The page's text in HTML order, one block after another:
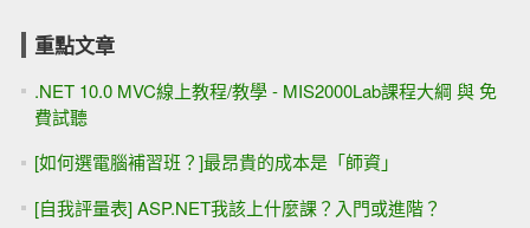
重點文章
.NET 10.0 MVC線上教程/教學 - MIS2000Lab課程大綱 與 免
費試聽
[如何選電腦補習班？]最昂貴的成本是「師資」
[自我評量表] ASP.NET我該上什麼課？入門或進階？